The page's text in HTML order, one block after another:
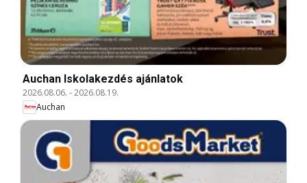
Auchan Iskolakezdés ajánlatok
2026.08.06. -2026.08.19.
Auchan